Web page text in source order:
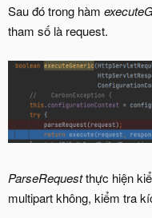
Sau đó trong hàm
tham số là request.
ParseRequestthực hiện
multipart không, kiểm tra